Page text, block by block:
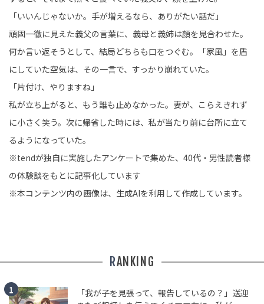
「いいんじゃないか。手が増えるなら、ありがたい話だ」
頑固一徹に見えた義父の言葉に、義母と義姉は顔を見合わせた。
何か言い返そうとして、結局どちらも口をつぐむ。「家風」を盾
にしていた空気は、その一言で、すっかり崩れていた。
「片付け、やりますね」
私が立ち上がると、もう誰も止めなかった。妻が、こらえきれず
に小さく笑う。次に帰省した時には、私が当たり前に台所に立て
るようになっていた。
※tendが独自に実施したアンケートで集めた、40代・男性読者様
の体験談をもとに記事化しています
※本コンテンツ内の画像は、生成AIを利用して作成しています。
RANKING
「我が子を見張って、報告しているの？」送迎